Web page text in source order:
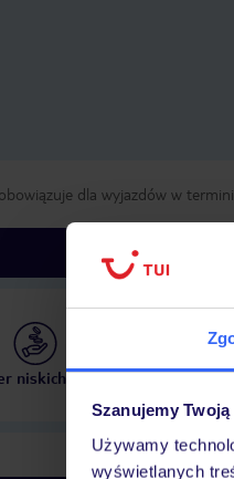
Szanujemy
Używamy
wyświetlanych
dla wyjazdów w
niskich cen